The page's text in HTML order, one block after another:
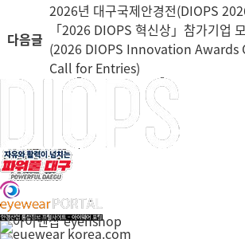
다음글
2026년 대구국제안경전(DIOPS
「2026 DIOPS 혁신상」참가기업
(2026 DIOPS Innovation Awards
Call for Entries)